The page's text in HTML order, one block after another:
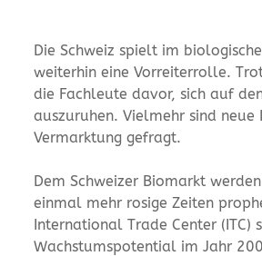
Die Schweiz spielt im
weiterhin eine Vorreiterrolle.
die Fachleute davor, sich auf
auszuruhen. Vielmehr sind neue
Vermarktung gefragt.
Dem Schweizer Biomarkt
einmal mehr rosige Zeiten
International Trade Center (ITC)
Wachstumspotential im Jahr